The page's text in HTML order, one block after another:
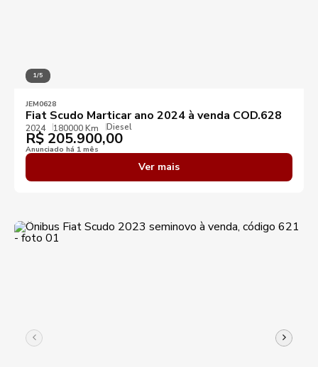
1/5
JEM0628
Fiat Scudo Marticar ano 2024 à venda COD.628
2024 180000 Km Diesel
R$ 205.900,00
Anunciado há 1 mês
Ver mais